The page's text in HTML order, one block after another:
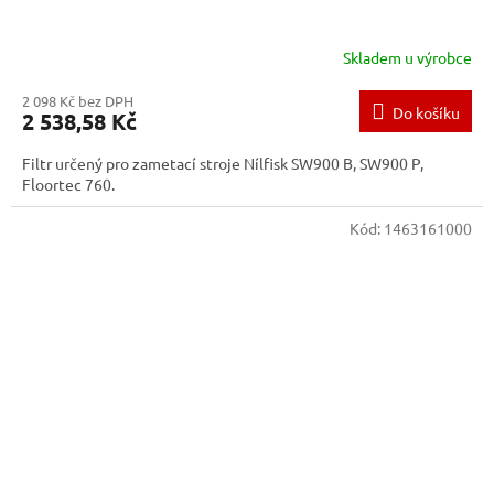
Skladem u výrobce
2 098 Kč bez DPH
2 538,58 Kč Do košíku
Filtr určený pro zametací stroje Nílfisk SW900 B, SW900 P,
Floortec 760.
Kód: 1463161000